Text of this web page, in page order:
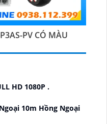
PV CÓ MÀU
HD 1080P .
10m Hồng Ngoại